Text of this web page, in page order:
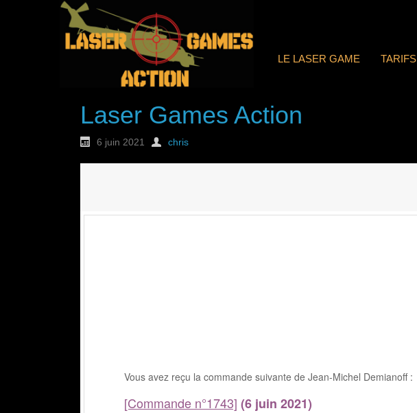
LE LASER GAME TARIFS
Laser Games Action
6 juin 2021 chris
Vous avez reçu la commande suivante de Jean-Michel Demianoff :
[Commande n°1743] (6 juin 2021)